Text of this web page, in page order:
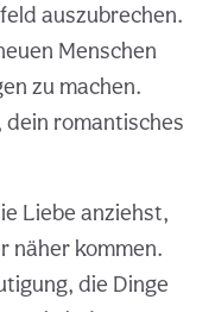
auszubrechen.
Menschen
zu machen.
romantisches
Liebe anziehst,
näher kommen.
die Dinge